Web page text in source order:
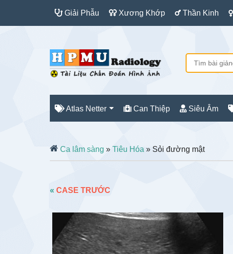
Giải Phẫu Xương Khớp Thần Kinh
Atlas Netter Can Thiệp Siêu Âm
Ca lâm sàng » Tiêu Hóa » Sỏi đường mật
« CASE TRƯỚC